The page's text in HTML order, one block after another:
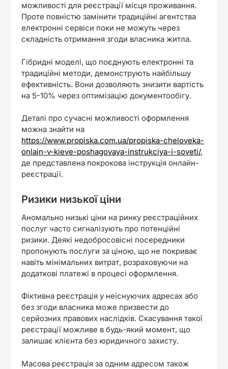
можливості для реєстрації місця проживання.
Проте повністю замінити традиційні агентства
електронні сервіси поки не можуть через
складність отримання згоди власника житла.
Гібридні моделі, що поєднують електронні та
традиційні методи, демонструють найбільшу
ефективність. Вони дозволяють знизити вартість
на 5-10% через оптимізацію документообігу.
Деталі про сучасні можливості оформлення
можна знайти на
https://www.propiska.com.ua/propiska-cheloveka-
onlajn-v-kieve-poshagovaya-instrukciya-i-soveti/,
де представлена покрокова інструкція онлайн-
реєстрації.
Ризики низької ціни
Аномально низькі ціни на ринку реєстраційних
послуг часто сигналізують про потенційні
ризики. Деякі недобросовісні посередники
пропонують послуги за ціною, що не покриває
навіть мінімальних витрат, розраховуючи на
додаткові платежі в процесі оформлення.
Фіктивна реєстрація у неіснуючих адресах або
без згоди власника може призвести до
серйозних правових наслідків. Скасування такої
реєстрації можливе в будь-який момент, що
залишає клієнта без юридичного захисту.
Масова реєстрація за одним адресом також